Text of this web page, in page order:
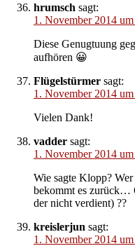
hrumsch sagt:
1. November 2014
Diese Genugtuung
aufhören 😀
Flügelstürmer sagt:
1. November 2014
Vielen Dank!
vadder sagt:
1. November 2014
Wie sagte Klopp?
bekommt es zurück…
der nicht verdient) ??
kreislerjun sagt:
1. November 2014